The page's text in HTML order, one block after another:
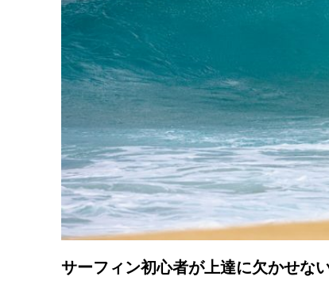
サーフィン初心者が上達に欠かせな